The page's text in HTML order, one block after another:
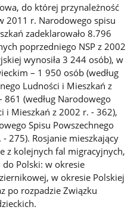
do której przynależność
2011 r. Narodowego spisu
zadeklarowało 8.796
poprzedniego NSP z 2002
wynosiła 3 244 osób), w
– 1 950 osób (według
Ludności i Mieszkań z
(według Narodowego
i Mieszkań z 2002 r. - 362),
Spisu Powszechnego
275). Rosjanie mieszkający
z kolejnych fal migracyjnych,
Polski: w okresie
w okresie Polskiej
po rozpadzie Związku